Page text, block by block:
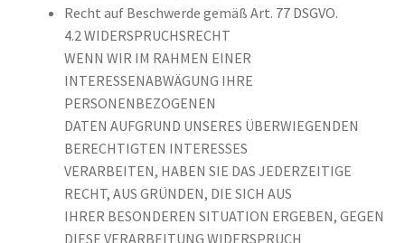
Recht auf Beschwerde gemäß Art. 77 DSGVO.
4.2 WIDERSPRUCHSRECHT
WENN WIR IM RAHMEN EINER
INTERESSENABWÄGUNG IHRE
PERSONENBEZOGENEN
DATEN AUFGRUND UNSERES ÜBERWIEGENDEN
BERECHTIGTEN INTERESSES
VERARBEITEN, HABEN SIE DAS JEDERZEITIGE
RECHT, AUS GRÜNDEN, DIE SICH AUS
IHRER BESONDEREN SITUATION ERGEBEN, GEGEN
DIESE VERARBEITUNG WIDERSPRUCH